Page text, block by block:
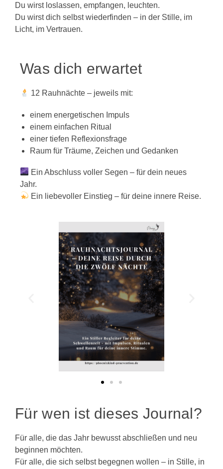
Du wirst loslassen, empfangen, leuchten.
Du wirst dich selbst wiederfinden – in der Stille, im
Licht, im Vertrauen.
Was dich erwartet
12 Rauhnächte – jeweils mit:
einem energetischen Impuls
einem einfachen Ritual
einer tiefen Reflexionsfrage
Raum für Träume, Zeichen und Gedanken
Ein Abschluss voller Segen – für dein neues
Jahr.
Ein liebevoller Einstieg – für deine innere Reise.
Für wen ist dieses Journal?
Für alle, die das Jahr bewusst abschließen und neu
beginnen möchten.
Für alle, die sich selbst begegnen wollen – in Stille, in